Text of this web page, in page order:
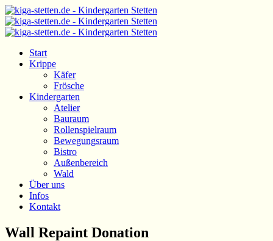
Start
Krippe
Käfer
Frösche
Kindergarten
Atelier
Bauraum
Rollenspielraum
Bewegungsraum
Bistro
Außenbereich
Wald
Über uns
Infos
Kontakt
Wall Repaint Donation